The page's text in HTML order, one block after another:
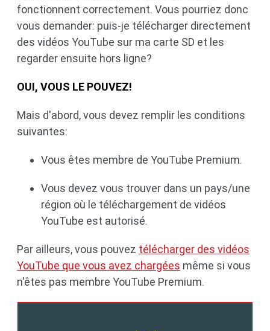
fonctionnent correctement. Vous pourriez donc
vous demander: puis-je télécharger directement
des vidéos YouTube sur ma carte SD et les
regarder ensuite hors ligne?
OUI, VOUS LE POUVEZ!
Mais d'abord, vous devez remplir les conditions
suivantes:
Vous êtes membre de YouTube Premium.
Vous devez vous trouver dans un pays/une
région où le téléchargement de vidéos
YouTube est autorisé.
Par ailleurs, vous pouvez télécharger des vidéos
YouTube que vous avez chargées même si vous
n'êtes pas membre YouTube Premium.